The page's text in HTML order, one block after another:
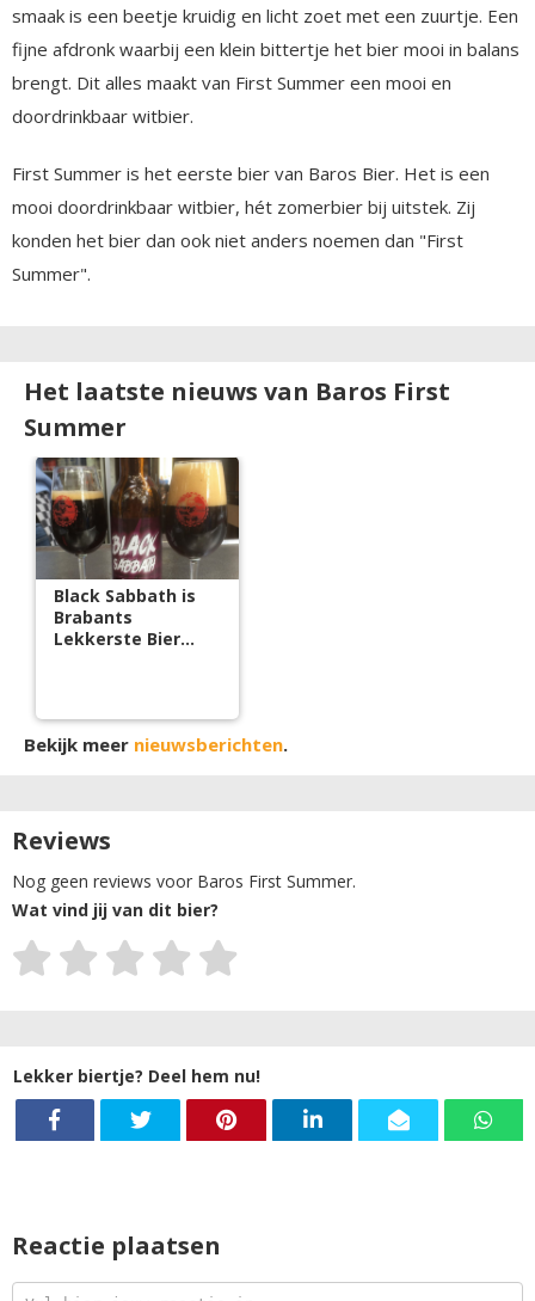
smaak is een beetje kruidig en licht zoet met een zuurtje. Een
fijne afdronk waarbij een klein bittertje het bier mooi in balans
brengt. Dit alles maakt van First Summer een mooi en
doordrinkbaar witbier.
First Summer is het eerste bier van Baros Bier. Het is een
mooi doordrinkbaar witbier, hét zomerbier bij uitstek. Zij
konden het bier dan ook niet anders noemen dan "First
Summer".
Het laatste nieuws van Baros First
Summer
Black Sabbath is
Brabants
Lekkerste Bier
Bekijk meer nieuwsberichten.
Reviews
Nog geen reviews voor Baros First Summer.
Wat vind jij van dit bier?
Lekker biertje? Deel hem nu!
Reactie plaatsen